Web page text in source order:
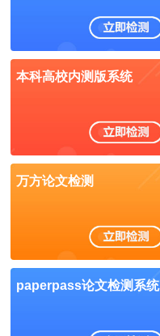
本科高校内测版系统
万方论文检测
paperpass论文检测系统